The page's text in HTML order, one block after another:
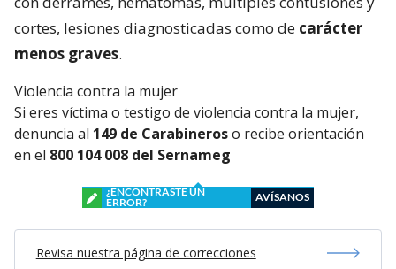
cortes, lesiones diagnosticadas como de carácter
menos graves.
Violencia contra la mujer
Si eres víctima o testigo de violencia contra la mujer,
denuncia al 149 de Carabineroso recibe orientación
en el 800 104 008 del Sernameg
¿ENCONTRASTE UN
ERROR?
AVÍSANOS
Revisa nuestra página de correcciones